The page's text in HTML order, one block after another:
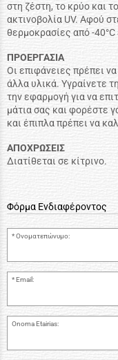
στη ζέστη, το κρύο και
ακτινοβολία UV. Αφού
θερμοκρασίες από -
ΠΡΟΕΡΓΑΣΙΑ
Οι επιφάνειες πρέπει
άλλα υλικά. Υγραίνετε
την εφαρμογή για να
μάτια σας και φορέστε
και έπιπλα πρέπει να
ΑΠΟΧΡΩΣΕΙΣ
Διατίθεται σε κίτρινο.
Φόρμα Ενδιαφέροντος
Ονοματεπώνυμο:
Email:
Onoma Etairias: